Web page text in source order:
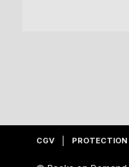
CGV PROTECTION